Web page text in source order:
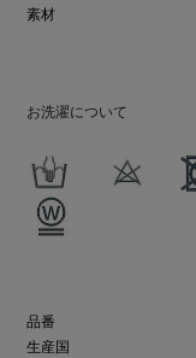
素材
お洗濯について
品番
生産国